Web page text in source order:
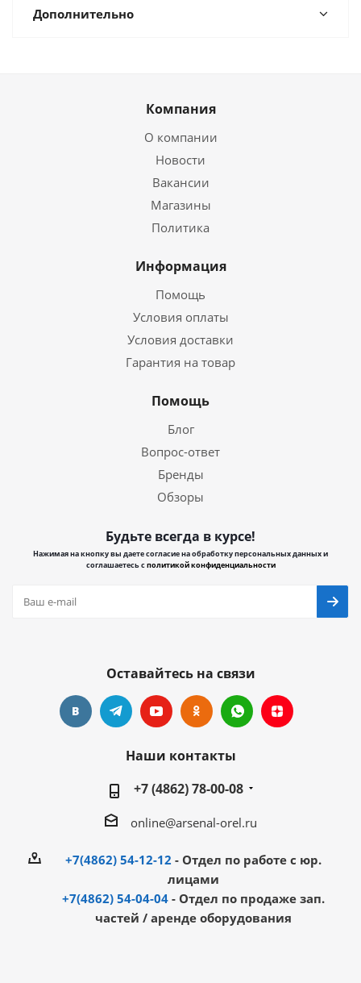
Дополнительно
Компания
О компании
Новости
Вакансии
Магазины
Политика
Информация
Помощь
Условия оплаты
Условия доставки
Гарантия на товар
Помощь
Блог
Вопрос-ответ
Бренды
Обзоры
Будьте всегда в курсе!
Нажимая на кнопку вы даете согласие на обработку персональных данных и
соглашаетесь сполитикой конфиденциальности
Оставайтесь на связи
Наши контакты
+7 (4862) 78-00-08
online@arsenal-orel.ru
+7(4862) 54-12-12 - Отдел по работе с юр.
лицами
+7(4862) 54-04-04 - Отдел по продаже зап.
частей / аренде оборудования